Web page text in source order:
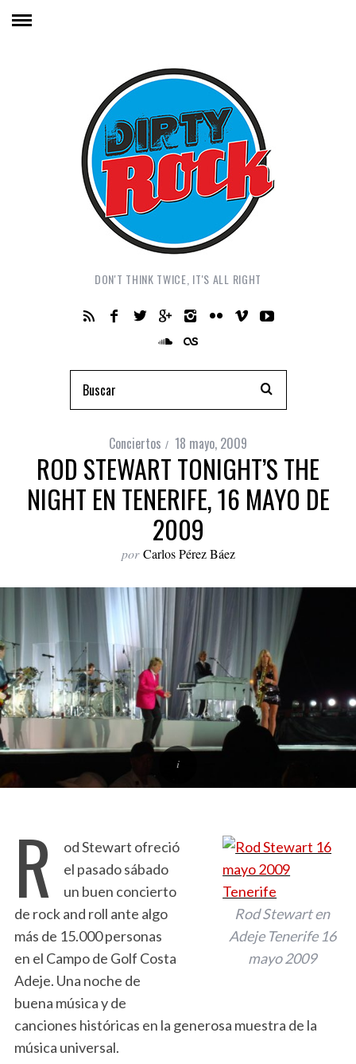
DON'T THINK TWICE, IT'S ALL RIGHT
Conciertos 18 mayo, 2009
ROD STEWART TONIGHT’S THE
NIGHT EN TENERIFE, 16 MAYO DE
2009
por Carlos Pérez Báez
Rod Stewart en
Adeje Tenerife 16
mayo 2009
R
od Stewart ofreció
el pasado sábado
un buen concierto
de rock and roll ante algo
más de 15.000 personas
en el Campo de Golf Costa
Adeje. Una noche de
buena música y de
canciones históricas en la generosa muestra de la
música universal.